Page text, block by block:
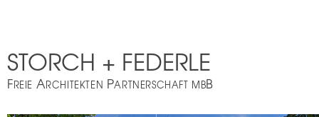
STORCH + FEDERLE
FREIE ARCHITEKTEN PARTNERSCHAFT MBB